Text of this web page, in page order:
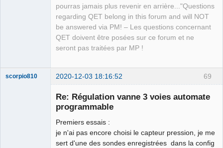
pourras jamais plus revenir en arrière..."Questions
regarding QET belong in this forum and will NOT
be answered via PM! – Les questions concernant
QET doivent être posées sur ce forum et ne
seront pas traitées par MP !
69
scorpio810 2020-12-03 18:16:52
Re: Régulation vanne 3 voies automate
programmable
Premiers essais :
je n'ai pas encore choisi le capteur pression, je me
sert d'une des sondes enregistrées dans la config